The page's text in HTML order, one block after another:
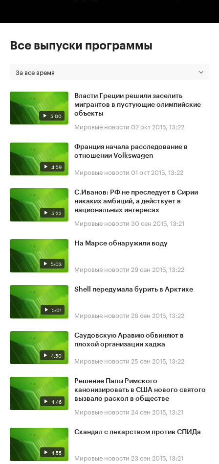
Все выпуски программы
За все время
5:00
Власти Греции решили заселить
мигрантов в пустующие олимпийские
объекты
Мировые новости 02 окт 2015, 13:22
4:59
Франция начала расследование в
отношении Volkswagen
Мировые новости 01 окт 2015, 13:22
5:22
С.Иванов: РФ не преследует в Сирии
никаких амбиций, а действует в
национальных интересах
Мировые новости 30 сен 2015, 13:21
5:03
На Марсе обнаружили воду
Мировые новости 29 сен 2015, 13:22
5:01
Shell передумала бурить в Арктике
Мировые новости 28 сен 2015, 13:22
4:50
Саудовскую Аравию обвиняют в
плохой организации хаджа
Мировые новости 25 сен 2015, 13:22
4:46
Решение Папы Римского
канонизировать в США нового святого
вызвало раскол в обществе
Мировые новости 24 сен 2015, 13:21
4:55
Скандал с лекарством против СПИДа
Мировые новости 23 сен 2015, 13:21